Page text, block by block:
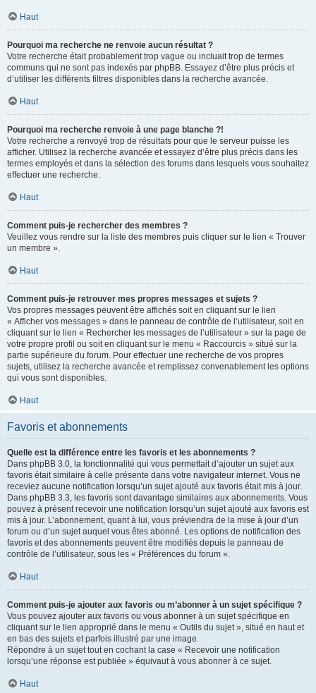
Haut
Pourquoi ma recherche ne renvoie aucun résultat ?
Votre recherche était probablement trop vague ou incluait trop de termes
communs qui ne sont pas indexés par phpBB. Essayez d’être plus précis et
d’utiliser les différents filtres disponibles dans la recherche avancée.
Haut
Pourquoi ma recherche renvoie à une page blanche ?!
Votre recherche a renvoyé trop de résultats pour que le serveur puisse les
afficher. Utilisez la recherche avancée et essayez d’être plus précis dans les
termes employés et dans la sélection des forums dans lesquels vous souhaitez
effectuer une recherche.
Haut
Comment puis-je rechercher des membres ?
Veuillez vous rendre sur la liste des membres puis cliquer sur le lien « Trouver
un membre ».
Haut
Comment puis-je retrouver mes propres messages et sujets ?
Vos propres messages peuvent être affichés soit en cliquant sur le lien
« Afficher vos messages » dans le panneau de contrôle de l’utilisateur, soit en
cliquant sur le lien « Rechercher les messages de l’utilisateur » sur la page de
votre propre profil ou soit en cliquant sur le menu « Raccourcis » situé sur la
partie supérieure du forum. Pour effectuer une recherche de vos propres
sujets, utilisez la recherche avancée et remplissez convenablement les options
qui vous sont disponibles.
Haut
Favoris et abonnements
Quelle est la différence entre les favoris et les abonnements ?
Dans phpBB 3.0, la fonctionnalité qui vous permettait d’ajouter un sujet aux
favoris était similaire à celle présente dans votre navigateur internet. Vous ne
receviez aucune notification lorsqu’un sujet ajouté aux favoris était mis à jour.
Dans phpBB 3.3, les favoris sont davantage similaires aux abonnements. Vous
pouvez à présent recevoir une notification lorsqu’un sujet ajouté aux favoris est
mis à jour. L’abonnement, quant à lui, vous préviendra de la mise à jour d’un
forum ou d’un sujet auquel vous êtes abonné. Les options de notification des
favoris et des abonnements peuvent être modifiés depuis le panneau de
contrôle de l’utilisateur, sous les « Préférences du forum ».
Haut
Comment puis-je ajouter aux favoris ou m’abonner à un sujet spécifique ?
Vous pouvez ajouter aux favoris ou vous abonner à un sujet spécifique en
cliquant sur le lien approprié dans le menu « Outils du sujet », situé en haut et
en bas des sujets et parfois illustré par une image.
Répondre à un sujet tout en cochant la case « Recevoir une notification
lorsqu’une réponse est publiée » équivaut à vous abonner à ce sujet.
Haut